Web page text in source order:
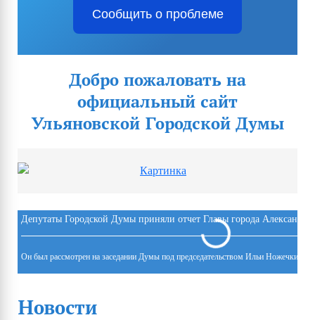
Сообщить о проблеме
Добро пожаловать на
официальный сайт
Ульяновской Городской Думы
Депутаты Городской Думы приняли отчет Главы города Александра
Он был рассмотрен на заседании Думы под председательством Ильи Ножечкина.
Новости